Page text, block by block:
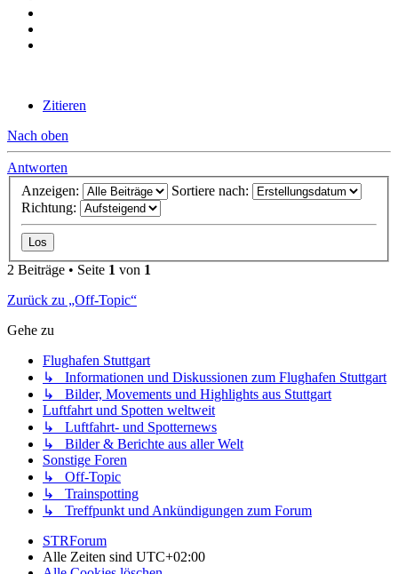
Zitieren
Nach oben
Antworten
Anzeigen:
Sortiere nach:
Richtung:
2 Beiträge • Seite 1 von 1
Zurück zu „Off-Topic“
Gehe zu
Flughafen Stuttgart
↳ Informationen und Diskussionen zum Flughafen Stuttgart
↳ Bilder, Movements und Highlights aus Stuttgart
Luftfahrt und Spotten weltweit
↳ Luftfahrt- und Spotternews
↳ Bilder & Berichte aus aller Welt
Sonstige Foren
↳ Off-Topic
↳ Trainspotting
↳ Treffpunkt und Ankündigungen zum Forum
STRForum
Alle Zeiten sind UTC+02:00